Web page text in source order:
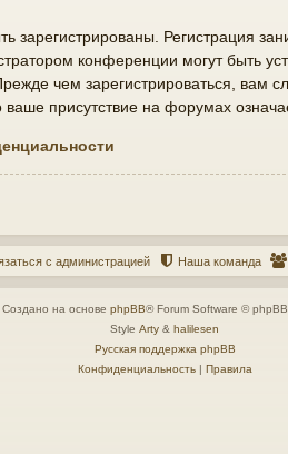
Регистрация
конференции могут быть
чем зарегистрироваться, вам
присутствие на форумах
Наша команда
с администрацией
Создано на основе phpBB® Forum Software ©
Style Arty & halilesen
Русская поддержка phpBB
Конфиденциальность| Правила